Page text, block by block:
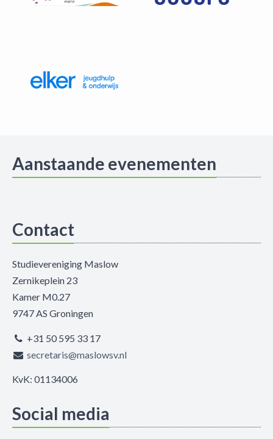
Aanstaande evenementen
Contact
Studievereniging Maslow
Zernikeplein 23
Kamer M0.27
9747 AS Groningen
+31 50 595 33 17
secretaris@maslowsv.nl
KvK: 01134006
Social media